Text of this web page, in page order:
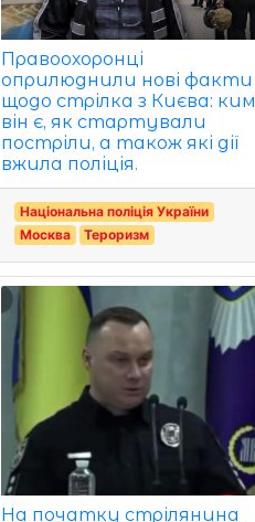
Правоохоронці
оприлюднили нові факти
щодо стрілка з Києва: ким
він є, як стартували
постріли, а також які дії
вжила поліція.
Національна поліція України
Москва
Тероризм
На початку стрілянина